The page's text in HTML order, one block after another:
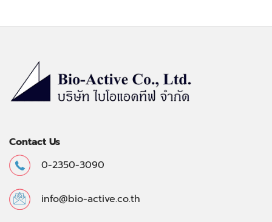
Contact Us
0-2350-3090
info@bio-active.co.th